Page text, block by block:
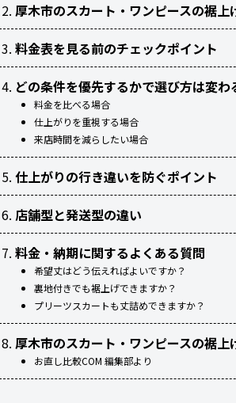
厚木市のスカート・ワンピースの裾上
料金表を見る前のチェックポイント
どの条件を優先するかで選び方は変わ
料金を比べる場合
仕上がりを重視する場合
来店時間を減らしたい場合
仕上がりの行き違いを防ぐポイント
店舗型と発送型の違い
料金・納期に関するよくある質問
希望丈はどう伝えればよいですか？
裏地付きでも裾上げできますか？
プリーツスカートも丈詰めできますか？
厚木市のスカート・ワンピースの裾
お直し比較COM 編集部より